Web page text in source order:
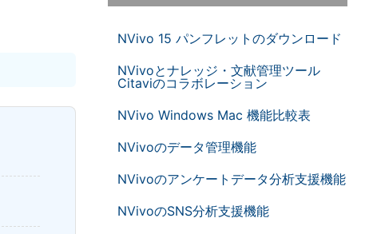
NVivo 15 パンフレットのダウンロード
NVivoとナレッジ・文献管理ツール
Citaviのコラボレーション
NVivo Windows Mac 機能比較表
NVivoのデータ管理機能
NVivoのアンケートデータ分析支援機能
NVivoのSNS分析支援機能